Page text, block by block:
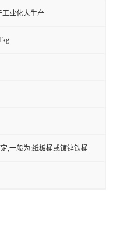
工业化大生产
,一般为:纸板桶或镀锌铁桶